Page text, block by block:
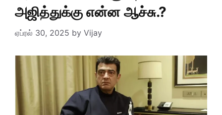
அஜித்துக்கு என்ன ஆச்சு.?
ஏப்ரல் 30, 2025 by Vijay